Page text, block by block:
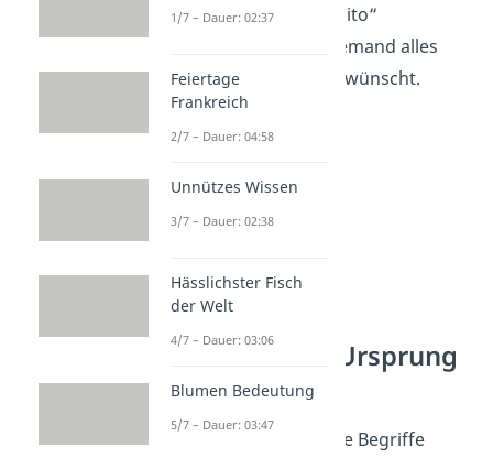
solltest du nicht mit „dito“
antworten, wenn dir jemand alles
Gute zum Geburtstag wünscht.
Herkunft und Ursprung
von „dito“
Wie auch einige andere Begriffe
1/7 – Dauer: 02:37
Feiertage
Frankreich
2/7 – Dauer: 04:58
Unnützes Wissen
3/7 – Dauer: 02:38
Hässlichster Fisch
der Welt
4/7 – Dauer: 03:06
Blumen Bedeutung
5/7 – Dauer: 03:47